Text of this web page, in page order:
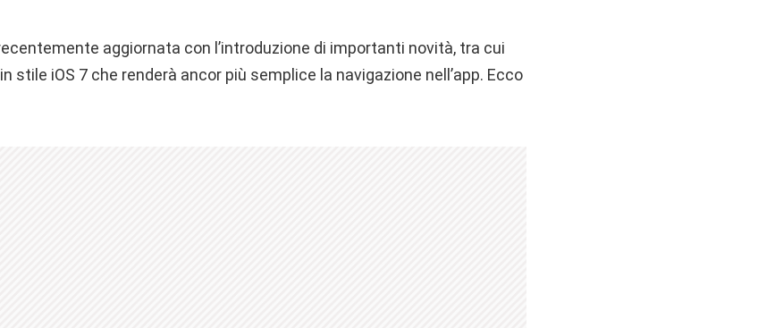
aggiornata con l’introduzione di importanti novità, tra cui
in stile iOS 7 che renderà ancor più semplice la navigazione nell’app. Ecco